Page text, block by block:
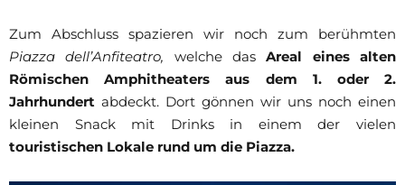
Zum Abschluss spazieren wir noch zum berühmten
Piazza dell’Anfiteatro, welche dasAreal eines alten
Römischen Amphitheaters aus dem 1. oder 2.
Jahrhundert abdeckt. Dort gönnen wir uns noch einen
kleinen Snack mit Drinks in einem der vielen
touristischen Lokale rund um die Piazza.